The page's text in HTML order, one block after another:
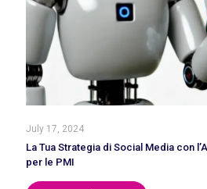
July 17, 2024
La Tua Strategia di Social Media con
per le PMI